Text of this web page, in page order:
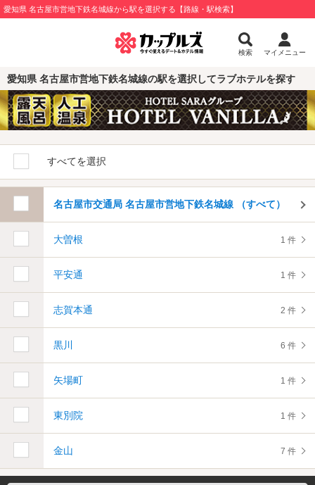
愛知県 名古屋市営地下鉄名城線から駅を選択する【路線・駅検索】
検索 マイメニュー
愛知県 名古屋市営地下鉄名城線の駅を選択してラブホテルを探す
すべてを選択
名古屋市交通局 名古屋市営地下鉄名城線 （すべて）
大曽根 1 件
平安通 1 件
志賀本通 2 件
黒川 6 件
矢場町 1 件
東別院 1 件
金山 7 件